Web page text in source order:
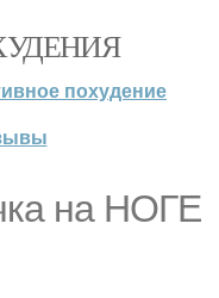
похудение
на НОГЕ